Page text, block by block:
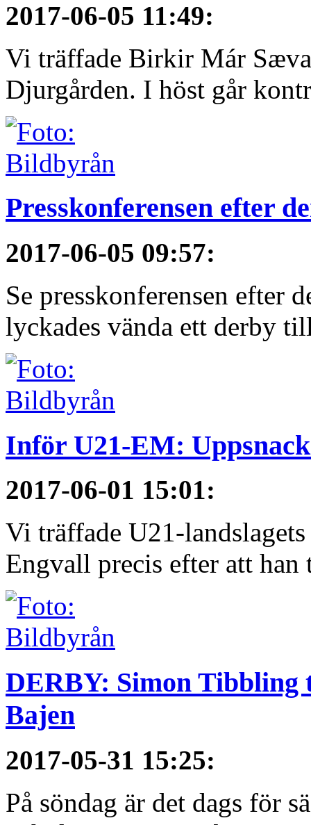
2017-06-05 11:49:
Vi träffade Birkir Már
Djurgården. I höst går
Presskonferensen efter
2017-06-05 09:57:
Se presskonferensen efter
lyckades vända ett derby
Inför U21-EM:
2017-06-01 15:01:
Vi träffade U21-
Engvall precis efter att han
DERBY: Simon
Bajen
2017-05-31 15:25:
På söndag är det dags för